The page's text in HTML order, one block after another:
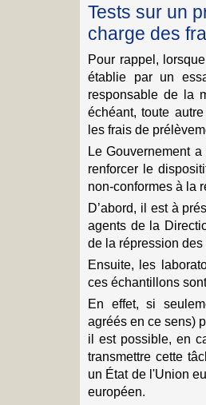
Tests sur un
charge des
Pour rappel,
établie par un
responsable de la
échéant, toute
les frais de
Le Gouvernement
renforcer le
non-conformes à la
D’abord, il est à
agents de la
de la répression
Ensuite, les
ces échantillons
En effet, si
agréés en ce sens)
il est possible, en
transmettre cette
un État de l'Union
européen.